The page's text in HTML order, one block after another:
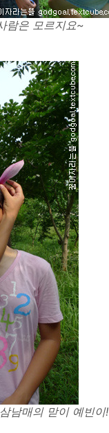
람은 모르지요~
남매의 맏이 예빈이!